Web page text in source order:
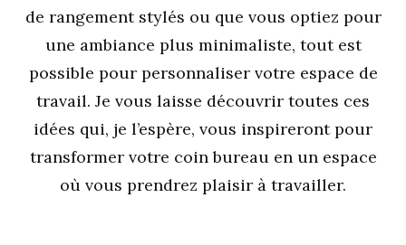
de rangement stylés ou que vous optiez pour
une ambiance plus minimaliste, tout est
possible pour personnaliser votre espace de
travail. Je vous laisse découvrir toutes ces
idées qui, je l’espère, vous inspireront pour
transformer votre coin bureau en un espace
où vous prendrez plaisir à travailler.